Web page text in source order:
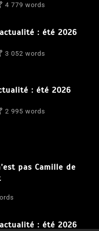
4 779 words
: été 2026
3 052 words
: été 2026
2 995 words
pas Camille de
: été 2026